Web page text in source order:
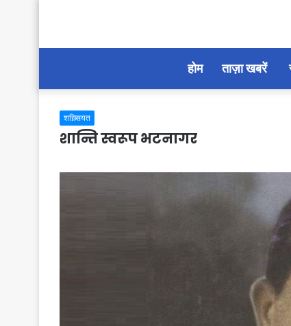
होम ताज़ा खबरें
शख़्सियत
शान्ति स्वरूप भटनागर